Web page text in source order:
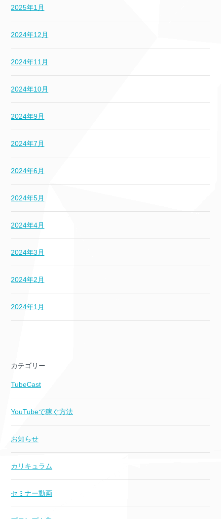
2025年1月
2024年12月
2024年11月
2024年10月
2024年9月
2024年7月
2024年6月
2024年5月
2024年4月
2024年3月
2024年2月
2024年1月
カテゴリー
TubeCast
YouTubeで稼ぐ方法
お知らせ
カリキュラム
セミナー動画